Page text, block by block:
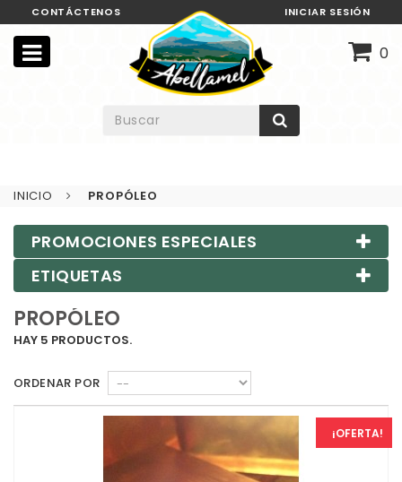
INICIAR SESIÓN
CONTÁCTENOS
0
INICIO PROPÓLEO
PROMOCIONES ESPECIALES
ETIQUETAS
PROPÓLEO
HAY 5 PRODUCTOS.
ORDENAR POR
¡OFERTA!